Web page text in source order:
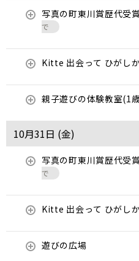
写真の町東川賞歴代受
で
Kitte 出会って ひがし
親子遊びの体験教室(1
10月31日 (金)
写真の町東川賞歴代受
で
Kitte 出会って ひがし
遊びの広場